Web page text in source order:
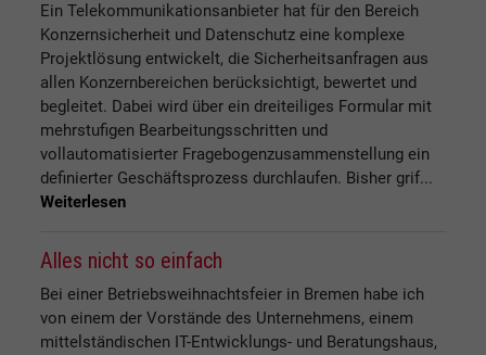
Ein Telekommunikationsanbieter hat für den Bereich
Konzernsicherheit und Datenschutz eine komplexe
Projektlösung entwickelt, die Sicherheitsanfragen aus
allen Konzernbereichen berücksichtigt, bewertet und
begleitet. Dabei wird über ein dreiteiliges Formular mit
mehrstufigen Bearbeitungsschritten und
vollautomatisierter Fragebogenzusammenstellung ein
definierter Geschäftsprozess durchlaufen. Bisher grif...
Weiterlesen
Alles nicht so einfach
Bei einer Betriebsweihnachtsfeier in Bremen habe ich
von einem der Vorstände des Unternehmens, einem
mittelständischen IT-Entwicklungs- und Beratungshaus,